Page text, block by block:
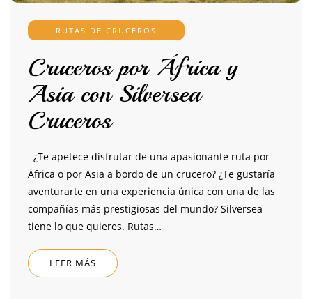
RUTAS DE CRUCEROS
Cruceros por África y
Asia con Silversea
Cruceros
¿Te apetece disfrutar de una apasionante ruta por
África o por Asia a bordo de un crucero? ¿Te gustaría
aventurarte en una experiencia única con una de las
compañías más prestigiosas del mundo? Silversea
tiene lo que quieres. Rutas…
LEER MÁS